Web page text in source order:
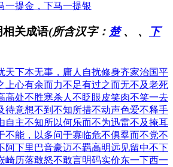
一提金，下马一提银
关成语(所含汉字： 楚、 、
下
天下本无事，庸人自扰修身齐家治国平
上心有余而力不足有过之而无不及老死
高处不胜寒杀人不眨眼皮笑肉不笑一去
待意想不到 不知所措不动声色爱不释手
自主不知所以何乐而不为迅雷不及掩耳
不能，以多问于寡临危不俱羣而不党不
阿下里巴音豪迈不羁高明远见留中不下
崎历落敢怒不敢言明码实价东一下西一